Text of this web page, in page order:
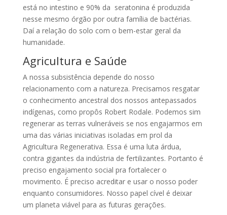
está no intestino e 90% da seratonina é produzida
nesse mesmo órgão por outra família de bactérias.
Daí a relação do solo com o bem-estar geral da
humanidade.
Agricultura e Saúde
A nossa subsistência depende do nosso
relacionamento com a natureza. Precisamos resgatar
o conhecimento ancestral dos nossos antepassados
indígenas, como propôs Robert Rodale. Podemos sim
regenerar as terras vulneráveis se nos engajarmos em
uma das várias iniciativas isoladas em prol da
Agricultura Regenerativa. Essa é uma luta árdua,
contra gigantes da indústria de fertilizantes. Portanto é
preciso engajamento social pra fortalecer o
movimento. É preciso acreditar e usar o nosso poder
enquanto consumidores. Nosso papel cível é deixar
um planeta viável para as futuras gerações.